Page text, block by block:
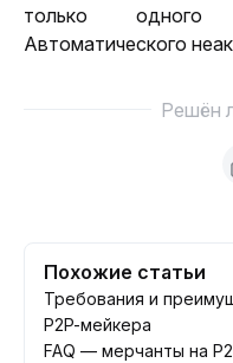
только одного
Автоматического
Решён
Похожие статьи
Требования и
P2P-мейкера
FAQ — мерчанты на